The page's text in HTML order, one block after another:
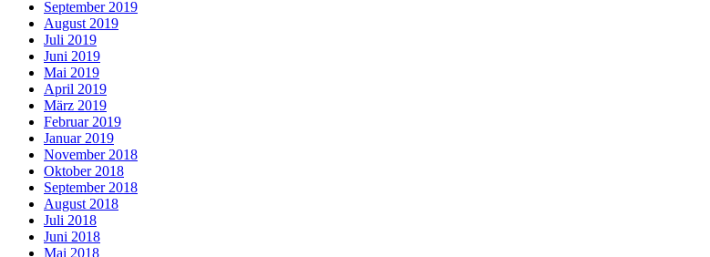
September 2019
August 2019
Juli 2019
Juni 2019
Mai 2019
April 2019
März 2019
Februar 2019
Januar 2019
November 2018
Oktober 2018
September 2018
August 2018
Juli 2018
Juni 2018
Mai 2018